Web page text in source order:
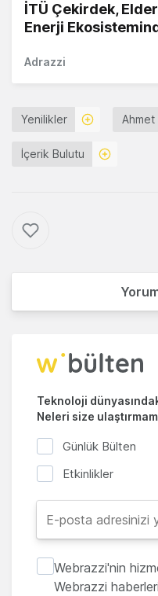
İTÜ Çekirdek,
Enerji
Adrazzi
Yenilikler Ahmet
İçerik Bulutu
Teknoloji
Neleri size
Günlük Bülten
Etkinlikler
Webrazzi'nin
Webrazzi